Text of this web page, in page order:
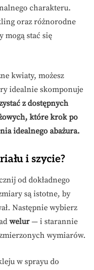
charakteru.
oraz różnorodne
mogą stać się
kwiaty, możesz
idealnie skomponuje
z dostępnych
które krok po
idealnego abażura.
i szycie?
od dokładnego
są istotne, by
Następnie wybierz
welur— i starannie
wymiarów.
w sprayu do